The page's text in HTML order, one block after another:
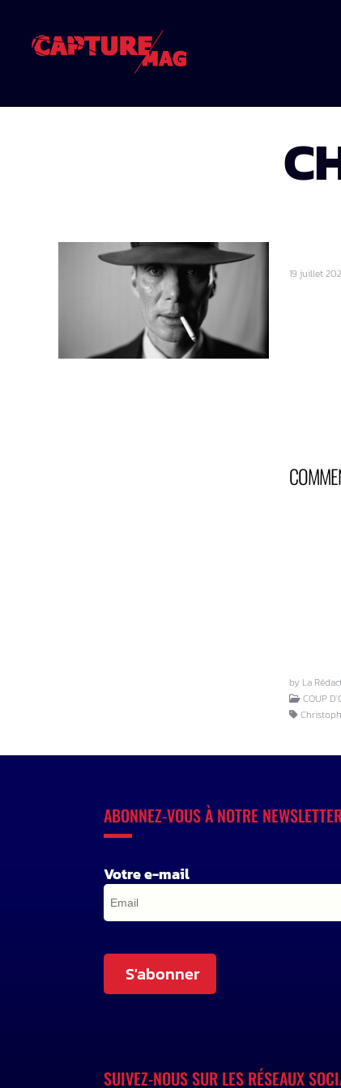
19 juillet
by La
COUP
ABONNEZ-VOUS À NOTRE
Votre e-mail
S'abonner
SUIVEZ-NOUS SUR LES RÉSEAUX